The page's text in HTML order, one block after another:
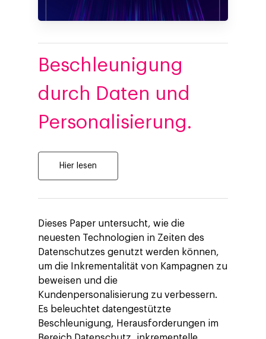
Beschleunigung
durch Daten und
Personalisierung.
Hier lesen
Dieses Paper untersucht, wie die
neuesten Technologien in Zeiten des
Datenschutzes genutzt werden können,
um die Inkrementalität von Kampagnen zu
beweisen und die
Kundenpersonalisierung zu verbessern.
Es beleuchtet datengestützte
Beschleunigung, Herausforderungen im
Company
Über Making Science
Karriere
ad-machina
The Tech Enabled
Customers
Insights